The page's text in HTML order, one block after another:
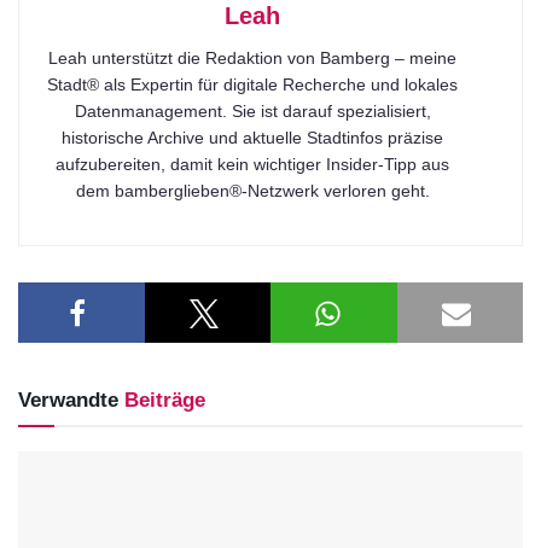
Leah
Leah unterstützt die Redaktion von Bamberg – meine
Stadt® als Expertin für digitale Recherche und lokales
Datenmanagement. Sie ist darauf spezialisiert,
historische Archive und aktuelle Stadtinfos präzise
aufzubereiten, damit kein wichtiger Insider-Tipp aus
dem bamberglieben®-Netzwerk verloren geht.
Verwandte Beiträge